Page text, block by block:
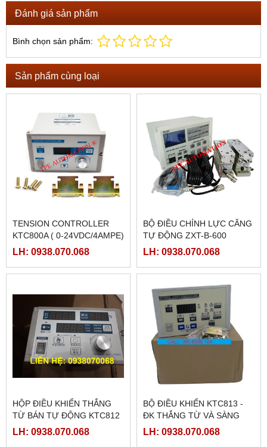
Đánh giá sản phẩm
Bình chọn sản phẩm:
Sản phẩm cùng loại
TENSION CONTROLLER
KTC800A ( 0-24VDC/4AMPE)
LH: 0938.070.068
BỘ ĐIỀU CHỈNH LỰC CĂNG
TỰ ĐỘNG ZXT-B-600
LH: 0938.070.068
HỘP ĐIỀU KHIỂN THẮNG
TỪ BÁN TỰ ĐỘNG KTC812
LH: 0938.070.068
BỘ ĐIỀU KHIỂN KTC813 -
ĐK THẮNG TỪ VÀ SÀNG
BIÊN
LH: 0938.070.068